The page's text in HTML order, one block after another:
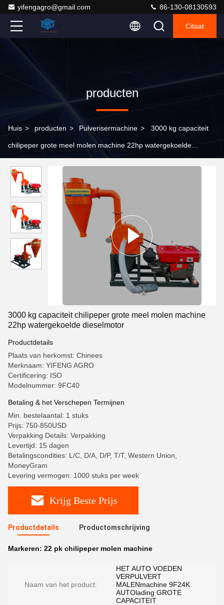
yifengagro@gmail.com 86-130-08130593
Citaat
producten
Huis > producten > Pulverisermachine > 3000 kg capaciteit
chilipeper grote meel molen machine 22hp watergekoelde
3000 kg capaciteit chilipeper grote meel molen machine
22hp watergekoelde dieselmotor
Productdetails
Plaats van herkomst: Chinees
Merknaam: YIFENG AGRO
Certificering: ISO
Modelnummer: 9FC40
Betaling & het Verschepen Termijnen
Min. bestelaantal: 1 stuks
Prijs: 750-850USD
Verpakking Details: Verpakking
Levertijd: 15 dagen
Betalingscondities: L/C, D/A, D/P, T/T, Western Union,
MoneyGram
Levering vermogen: 1000 stuks per week
Krijg Beste Prijs
Productdetails Productomschrijving
Markeren: 22 pk chilipeper molen machine
Naam van het product:
HET AUTO VOEDEN
VERPULVERT
MALENmachine 9F24K
AUTOlading GROTE
CAPACITEIT